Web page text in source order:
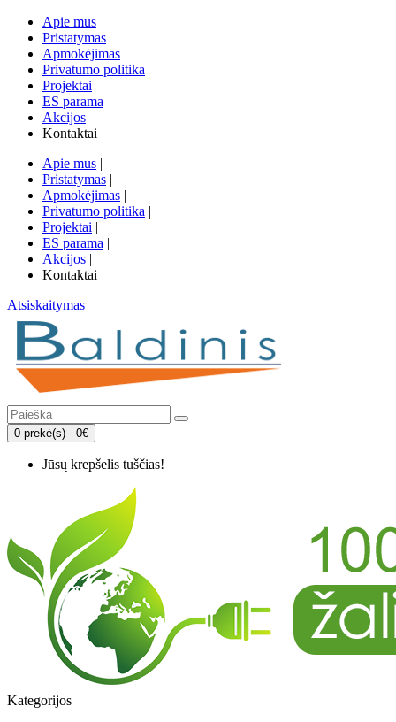
Apie mus
Pristatymas
Apmokėjimas
Privatumo politika
Projektai
ES parama
Akcijos
Kontaktai
Apie mus |
Pristatymas |
Apmokėjimas |
Privatumo politika |
Projektai |
ES parama |
Akcijos |
Kontaktai
Atsiskaitymas
0 prekė(s) - 0€
Jūsų krepšelis tuščias!
Kategorijos